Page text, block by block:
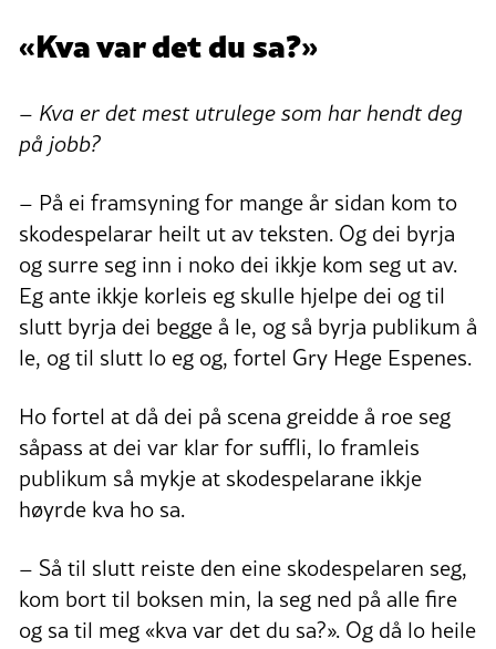
«Kva var det du sa?»
– Kva er det mest utrulege som har hendt deg
på jobb?
– På ei framsyning for mange år sidan kom to
skodespelarar heilt ut av teksten. Og dei byrja
og surre seg inn i noko dei ikkje kom seg ut av.
Eg ante ikkje korleis eg skulle hjelpe dei og til
slutt byrja dei begge å le, og så byrja publikum å
le, og til slutt lo eg og, fortel Gry Hege Espenes.
Ho fortel at då dei på scena greidde å roe seg
såpass at dei var klar for suffli, lo framleis
publikum så mykje at skodespelarane ikkje
høyrde kva ho sa.
– Så til slutt reiste den eine skodespelaren seg,
kom bort til boksen min, la seg ned på alle fire
og sa til meg «kva var det du sa?». Og då lo heile